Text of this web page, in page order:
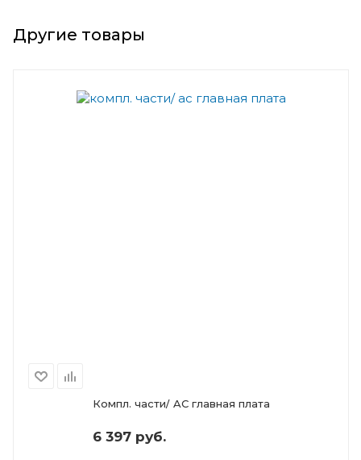
Другие товары
Компл. части/ AC главная плата
6 397 руб.